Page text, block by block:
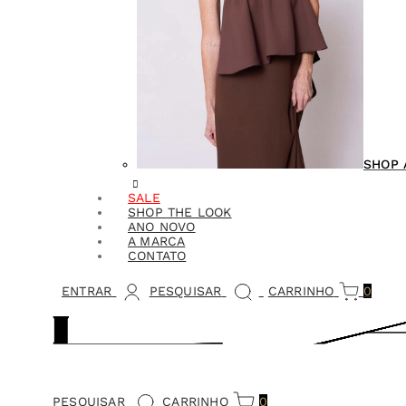
SHOP
SALE
SHOP THE LOOK
ANO NOVO
A MARCA
CONTATO
ENTRAR PESQUISAR CARRINHO 0
PESQUISAR CARRINHO 0